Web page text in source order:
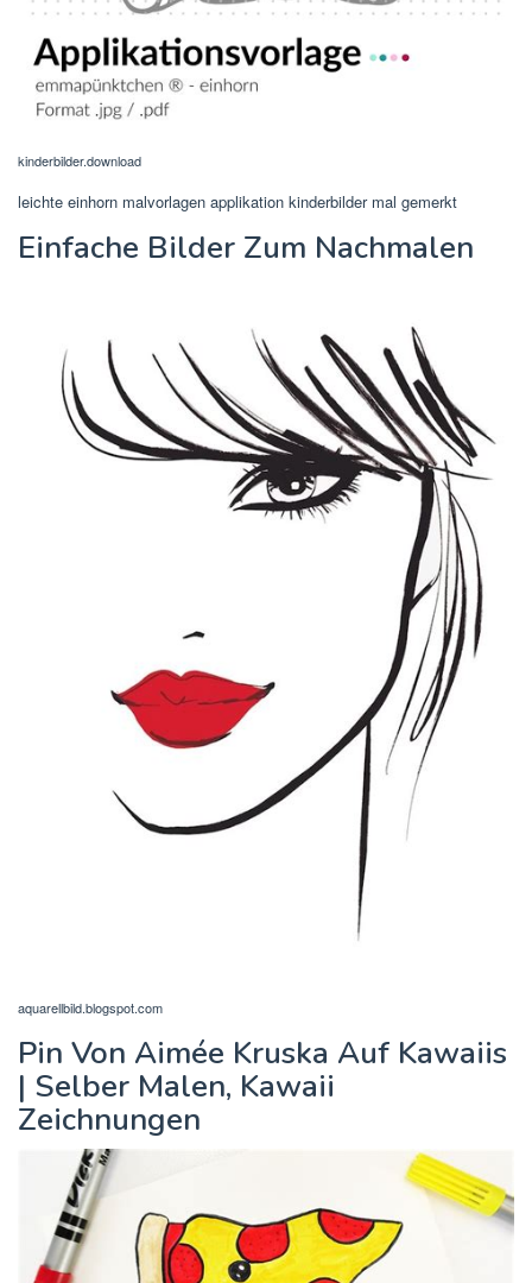
kinderbilder.download
leichte einhorn malvorlagen applikation kinderbilder mal gemerkt
Einfache Bilder Zum Nachmalen
aquarellbild.blogspot.com
Pin Von Aimée Kruska Auf Kawaiis
| Selber Malen, Kawaii
Zeichnungen